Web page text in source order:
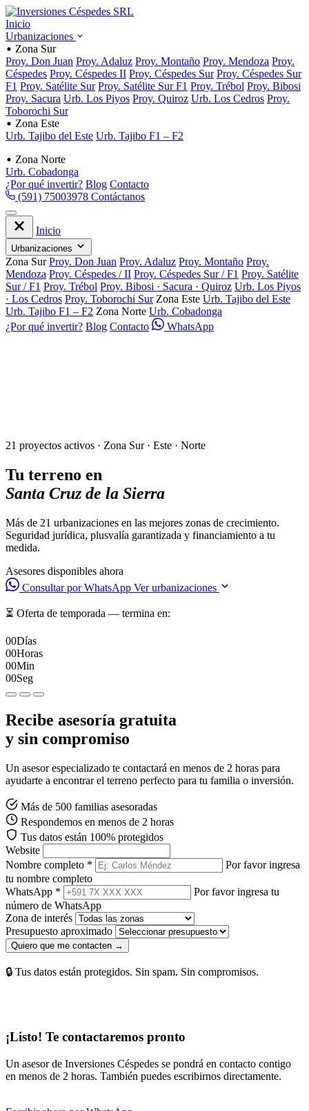
Inicio
Urbanizaciones
Zona Sur
Proy. Don Juan Proy. Adaluz Proy. Montaño Proy. Mendoza Proy.
Céspedes Proy. Céspedes II Proy. Céspedes Sur Proy. Céspedes Sur
F1 Proy. Satélite Sur Proy. Satélite Sur F1 Proy. Trébol Proy. Bibosi
Proy. Sacura Urb. Los Piyos Proy. Quiroz Urb. Los Cedros Proy.
Toborochi Sur
Zona Este
Urb. Tajibo del Este Urb. Tajibo F1 – F2
Zona Norte
Urb. Cobadonga
¿Por qué invertir? Blog Contacto
(591) 75003978 Contáctanos
Inicio
Urbanizaciones
Zona Sur Proy. Don Juan Proy. Adaluz Proy. Montaño Proy.
Mendoza Proy. Céspedes / II Proy. Céspedes Sur / F1 Proy. Satélite
Sur / F1 Proy. Trébol Proy. Bibosi · Sacura · Quiroz Urb. Los Piyos
· Los Cedros Proy. Toborochi Sur Zona Este Urb. Tajibo del Este
Urb. Tajibo F1 – F2 Zona Norte Urb. Cobadonga
¿Por qué invertir? Blog Contacto WhatsApp
21 proyectos activos · Zona Sur · Este · Norte
Tu terreno en
Santa Cruz de la Sierra
Más de 21 urbanizaciones en las mejores zonas de crecimiento.
Seguridad jurídica, plusvalía garantizada y financiamiento a tu
medida.
Asesores disponibles ahora
Consultar por WhatsApp Ver urbanizaciones
⏳ Oferta de temporada — termina en:
00Días
00Horas
00Min
00Seg
Recibe asesoría gratuita
y sin compromiso
Un asesor especializado te contactará en menos de 2 horas para
ayudarte a encontrar el terreno perfecto para tu familia o inversión.
Más de 500 familias asesoradas
Respondemos en menos de 2 horas
Tus datos están 100% protegidos
Website
Nombre completo *
Por favor ingresa
tu nombre completo
WhatsApp *
Por favor ingresa tu
número de WhatsApp
Zona de interés
Presupuesto aproximado
Quiero que me contacten →
🔒 Tus datos están protegidos. Sin spam. Sin compromisos.
¡Listo! Te contactaremos pronto
Un asesor de Inversiones Céspedes se pondrá en contacto contigo
en menos de 2 horas. También puedes escribirnos directamente.